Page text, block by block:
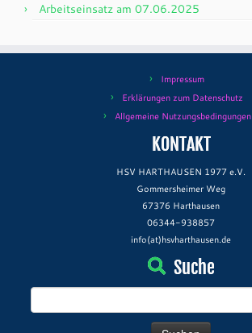
Arbeitseinsatz am 07.06.2025
Impressum
Erklärungen zum Datenschutz
Allgemeine Nutzungsbedingungen
KONTAKT
HSV HARTHAUSEN 1977 e.V.
Gommersheimer Weg
67376 Harthausen
06344-938857
info(at)hsvharthausen.de
Suche